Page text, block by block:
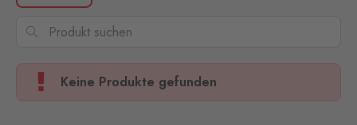
Keine Produkte gefunden